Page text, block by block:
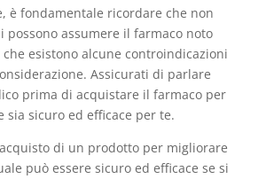
è fondamentale ricordare che non
assumere il farmaco noto
che esistono alcune controindicazioni
Assicurati di parlare
prima di acquistare il farmaco per
sia sicuro ed efficace per te.
di un prodotto per migliorare
può essere sicuro ed efficace se si